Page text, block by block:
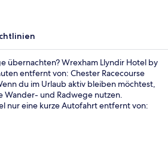
übernachten? Wrexham Llyndir Hotel by
entfernt von: Chester Racecourse
du im Urlaub aktiv bleiben möchtest,
Wander- und Radwege nutzen.
nur eine kurze Autofahrt entfernt von: